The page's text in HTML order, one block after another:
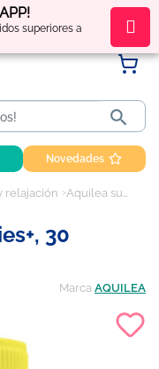
superiores a
por tus compras

Novedades
relajación Aquilea sueño gummies+, 30 gominolas
30
Marca AQUILEA